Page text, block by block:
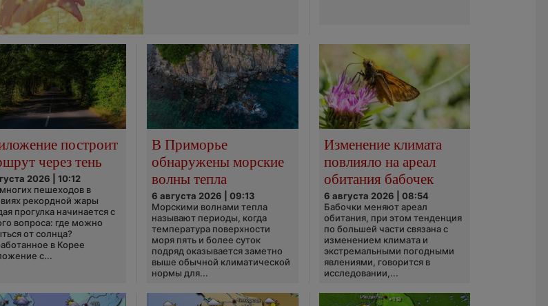
построит
через тень
2026 | 10:12
пешеходов в
рекордной жары
прогулка начинается с
вопроса: где можно
от солнца?
в Корее
с...
В Приморье
обнаружены морские
волны тепла
6 августа 2026 | 09:13
Морскими волнами тепла
называют периоды, когда
температура поверхности
моря пять и более суток
подряд оказывается заметно
выше обычной климатической
нормы для...
Изменение климата
повлияло на ареал
обитания бабочек
6 августа 2026 | 08:54
Бабочки меняют ареал
обитания, при этом тенденция
по большей части связана с
изменением климата и
экстремальными погодными
явлениями, говорится в
исследовании,...